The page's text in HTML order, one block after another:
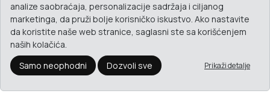
analize saobraćaja, personalizacije sadržaja i ciljanog
marketinga, da pruži bolje korisničko iskustvo. Ako nastavite
da koristite naše web stranice, saglasni ste sa korišćenjem
naših kolačića.
Samo neophodni
Dozvoli sve Prikaži detalje